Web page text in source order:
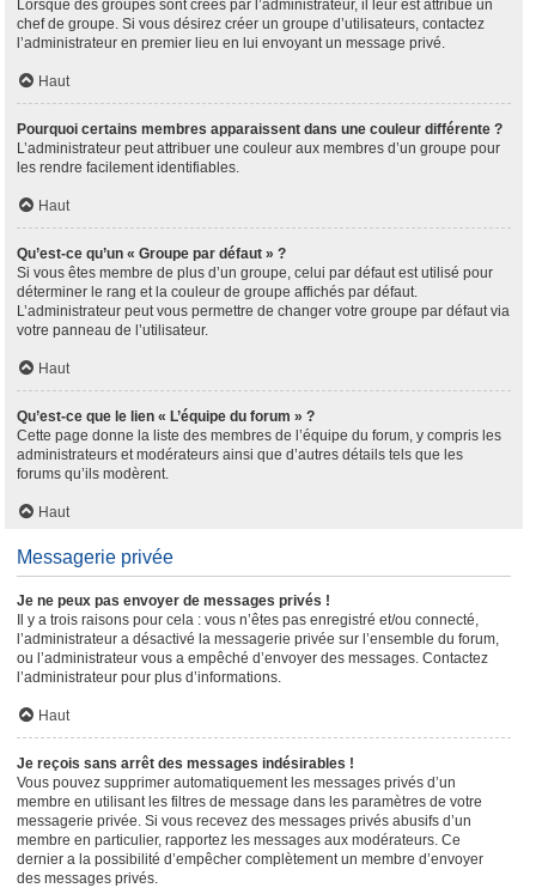
Lorsque des groupes sont créés par l’administrateur, il leur est attribué un
chef de groupe. Si vous désirez créer un groupe d’utilisateurs, contactez
l’administrateur en premier lieu en lui envoyant un message privé.
Haut
Pourquoi certains membres apparaissent dans une couleur différente ?
L’administrateur peut attribuer une couleur aux membres d’un groupe pour
les rendre facilement identifiables.
Haut
Qu’est-ce qu’un « Groupe par défaut » ?
Si vous êtes membre de plus d’un groupe, celui par défaut est utilisé pour
déterminer le rang et la couleur de groupe affichés par défaut.
L’administrateur peut vous permettre de changer votre groupe par défaut via
votre panneau de l’utilisateur.
Haut
Qu’est-ce que le lien « L’équipe du forum » ?
Cette page donne la liste des membres de l’équipe du forum, y compris les
administrateurs et modérateurs ainsi que d’autres détails tels que les
forums qu’ils modèrent.
Haut
Messagerie privée
Je ne peux pas envoyer de messages privés !
Il y a trois raisons pour cela : vous n’êtes pas enregistré et/ou connecté,
l’administrateur a désactivé la messagerie privée sur l’ensemble du forum,
ou l’administrateur vous a empêché d’envoyer des messages. Contactez
l’administrateur pour plus d’informations.
Haut
Je reçois sans arrêt des messages indésirables !
Vous pouvez supprimer automatiquement les messages privés d’un
membre en utilisant les filtres de message dans les paramètres de votre
messagerie privée. Si vous recevez des messages privés abusifs d’un
membre en particulier, rapportez les messages aux modérateurs. Ce
dernier a la possibilité d’empêcher complètement un membre d’envoyer
des messages privés.